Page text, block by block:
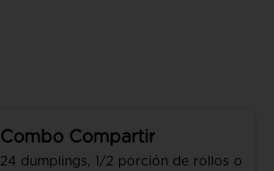
Combo Compartir
24 dumplings, 1/2 porción de rollos o